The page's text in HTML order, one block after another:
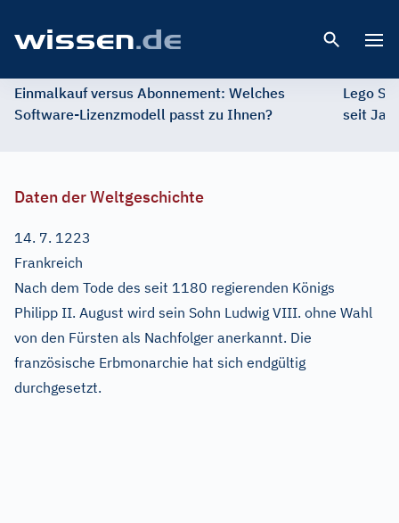
Einmalkauf versus Abonnement: Welches
Software-Lizenzmodell passt zu Ihnen?
Lego
seit
Daten der Weltgeschichte
14. 7. 1223
Frankreich
Nach dem Tode des seit 1180 regierenden Königs
Philipp II. August wird sein Sohn Ludwig VIII. ohne Wahl
von den Fürsten als Nachfolger anerkannt. Die
französische Erbmonarchie hat sich endgültig
durchgesetzt.